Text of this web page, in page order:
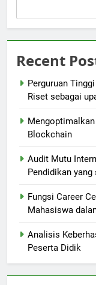
Recent
Perguruan
Riset sebagai
Blockchain
Audit Mutu
Pendidikan yang
Fungsi Career
Mahasiswa
Analisis
Peserta Didik